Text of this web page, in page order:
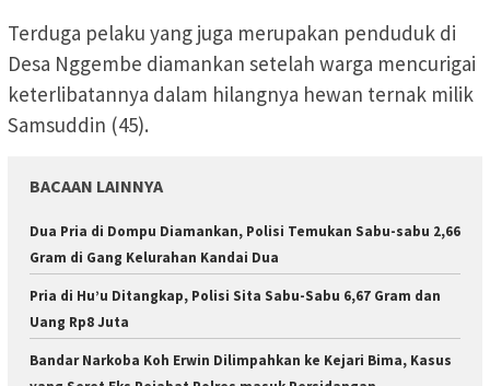
Terduga pelaku yang juga merupakan penduduk di
Desa Nggembe diamankan setelah warga mencurigai
keterlibatannya dalam hilangnya hewan ternak milik
Samsuddin (45).
BACAAN LAINNYA
Dua Pria di Dompu Diamankan, Polisi Temukan Sabu-sabu 2,66
Gram di Gang Kelurahan Kandai Dua
Pria di Hu’u Ditangkap, Polisi Sita Sabu-Sabu 6,67 Gram dan
Uang Rp8 Juta
Bandar Narkoba Koh Erwin Dilimpahkan ke Kejari Bima, Kasus